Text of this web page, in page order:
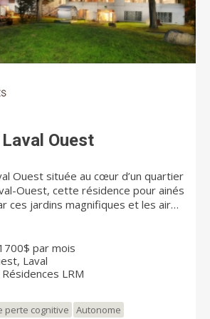
Ouest
Ouest située au cœur d’un quartier
Ouest, cette résidence pour ainés
ces jardins magnifiques et les aires
à la vie des résidents. Nous
avec services pour
perte d’autonomie ainsi qu’une
vous offrir jusqu’à trois heures
ou/et offrons de l’aide aux
de problèmes cognitifs tel
du boulevard Ste-Rose et
par mois
Laval
LRM
perte cognitive
Autonome